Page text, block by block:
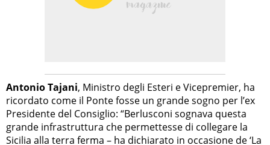
Antonio Tajani, Ministro degli Esteri e Vicepremier, ha
ricordato come il Ponte fosse un grande sogno per l’ex
Presidente del Consiglio: “Berlusconi sognava questa
grande infrastruttura che permettesse di collegare la
Sicilia alla terra ferma – ha dichiarato in occasione de ‘La